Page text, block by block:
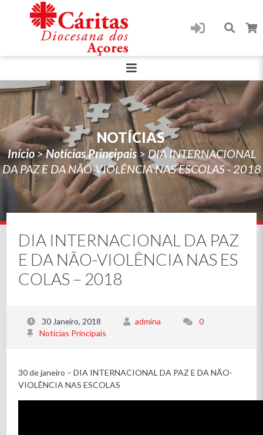
NOTÍCIAS
Início>Notícias Principais>DIA INTERNACIONAL
DA PAZ E DA NÃO-VIOLÊNCIA NAS ESCOLAS - 2018
DIA INTERNACIONAL DA PAZ
E DA NÃO-VIOLÊNCIA NAS ES
COLAS – 2018
30 Janeiro, 2018 admina
0
Notícias Principais
30 de janeiro – DIA INTERNACIONAL DA PAZ E DA NÃO-
VIOLÊNCIA NAS ESCOLAS